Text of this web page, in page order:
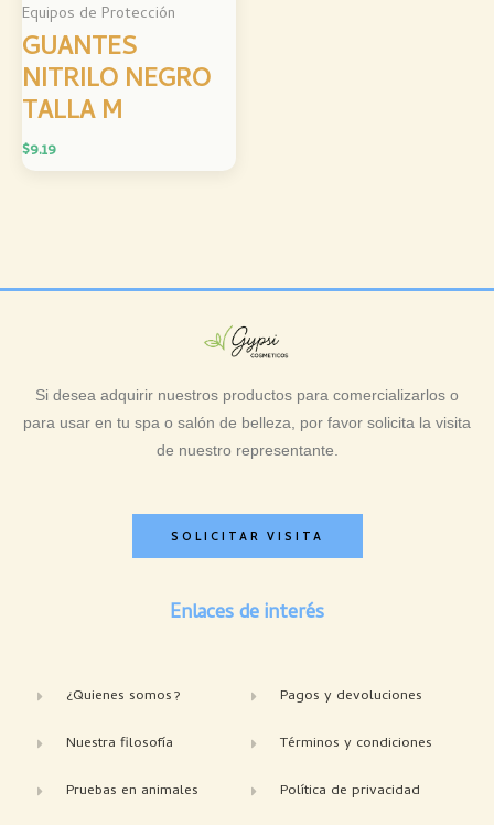
Equipos de Protección
GUANTES
NITRILO NEGRO
TALLA M
$9.19
Si desea adquirir nuestros productos para comercializarlos o
para usar en tu spa o salón de belleza, por favor solicita la visita
de nuestro representante.
SOLICITAR VISITA
Enlaces de interés
¿Quienes somos?
Nuestra filosofía
Pruebas en animales
Pagos y devoluciones
Términos y condiciones
Política de privacidad